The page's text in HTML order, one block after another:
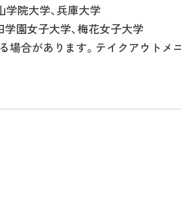
学院大学、兵庫大学
学園女子大学、梅花女子大学
合があります。テイクアウトメ